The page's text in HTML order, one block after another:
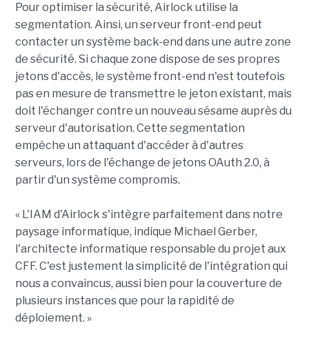
Pour optimiser la sécurité, Airlock utilise la
segmentation. Ainsi, un serveur front-end peut
contacter un système back-end dans une autre zone
de sécurité. Si chaque zone dispose de ses propres
jetons d'accès, le système front-end n'est toutefois
pas en mesure de transmettre le jeton existant, mais
doit l'échanger contre un nouveau sésame auprès du
serveur d'autorisation. Cette segmentation
empêche un attaquant d'accéder à d'autres
serveurs, lors de l'échange de jetons OAuth 2.0, à
partir d'un système compromis.
« L'IAM d'Airlock s'intègre parfaitement dans notre
paysage informatique, indique Michael Gerber,
l'architecte informatique responsable du projet aux
CFF. C'est justement la simplicité de l'intégration qui
nous a convaincus, aussi bien pour la couverture de
plusieurs instances que pour la rapidité de
déploiement. »